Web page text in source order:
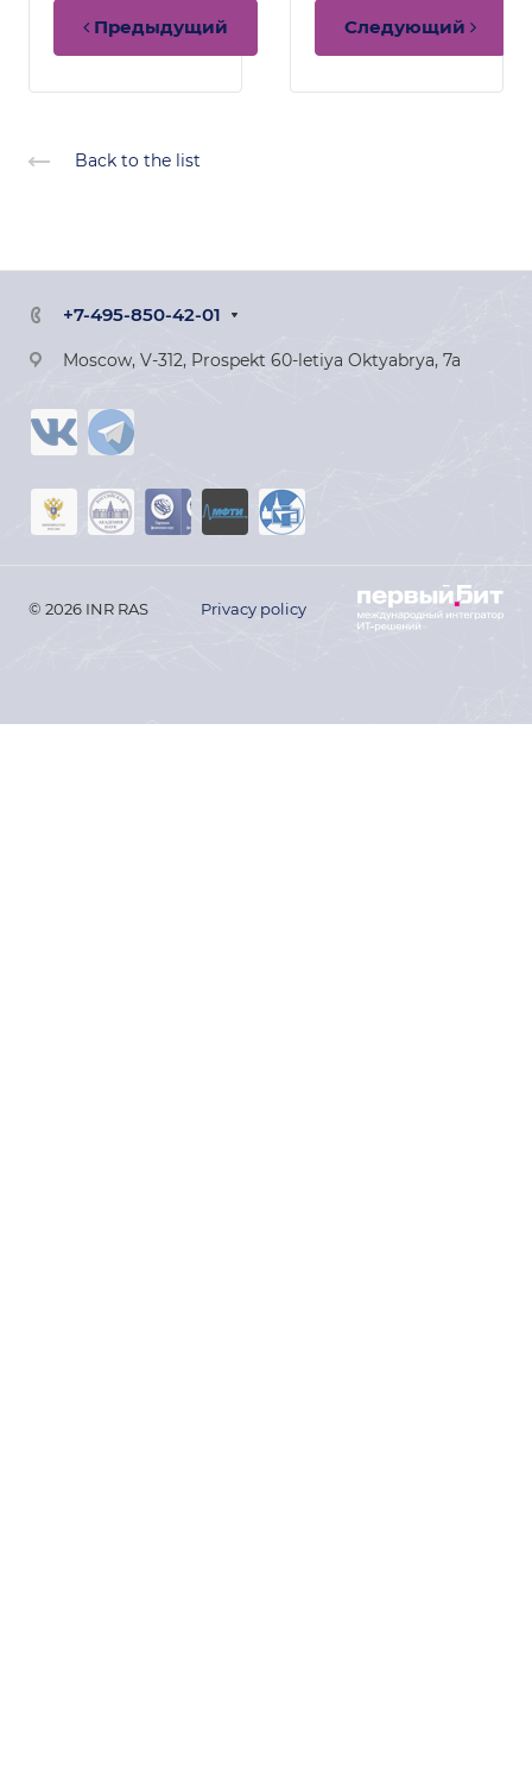
Предыдущий Следующий
Back to the list
+7-495-850-42-01
Moscow, V-312, Prospekt 60-letiya Oktyabrya, 7a
© 2026 INR RAS Privacy policy